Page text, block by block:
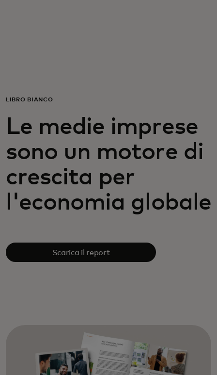
Newsroom
LIBRO BIANCO
Le medie imprese
sono un motore di
crescita per
l'economia globale
Scarica il report